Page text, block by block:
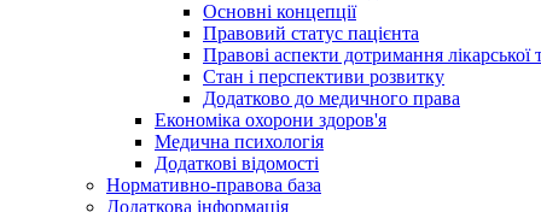
Основні концепції
Правовий статус пацієнта
Правові аспекти дотримання лікарської
Стан і перспективи розвитку
Додатково до медичного права
Економіка охорони здоров'я
Медична психологія
Додаткові відомості
Нормативно-правова база
Додаткова інформація